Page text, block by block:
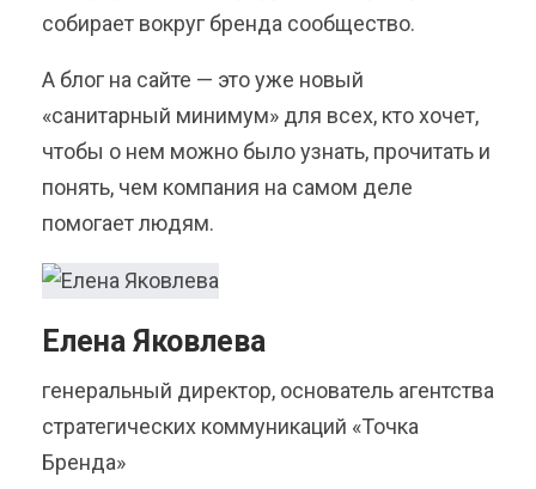
собирает вокруг бренда сообщество.
А блог на сайте — это уже новый
«санитарный минимум» для всех, кто хочет,
чтобы о нем можно было узнать, прочитать и
понять, чем компания на самом деле
помогает людям.
Елена Яковлева
генеральный директор, основатель агентства
стратегических коммуникаций «Точка
Бренда»